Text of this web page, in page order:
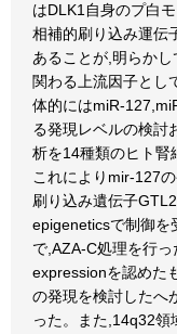
はDLK1自身のプ白
相補的刷り込み運伝
あることが,明らか
関わる上流因子とし
体的にはmiR-
る発現レベルの検討
析を14種類のヒト腎
これによりmir-127
刷り込み遺伝子
epigeneticsで制御を
で,AZA-C処理を行
expressionを認めた
の発現を検討したへ
った。また,14q32領